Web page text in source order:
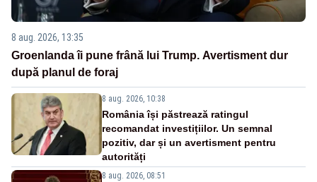
8 aug. 2026, 13:35
Groenlanda îi pune frână lui Trump. Avertisment dur
după planul de foraj
8 aug. 2026, 10:38
România își păstrează ratingul
recomandat investițiilor. Un semnal
pozitiv, dar și un avertisment pentru
autorități
8 aug. 2026, 08:51